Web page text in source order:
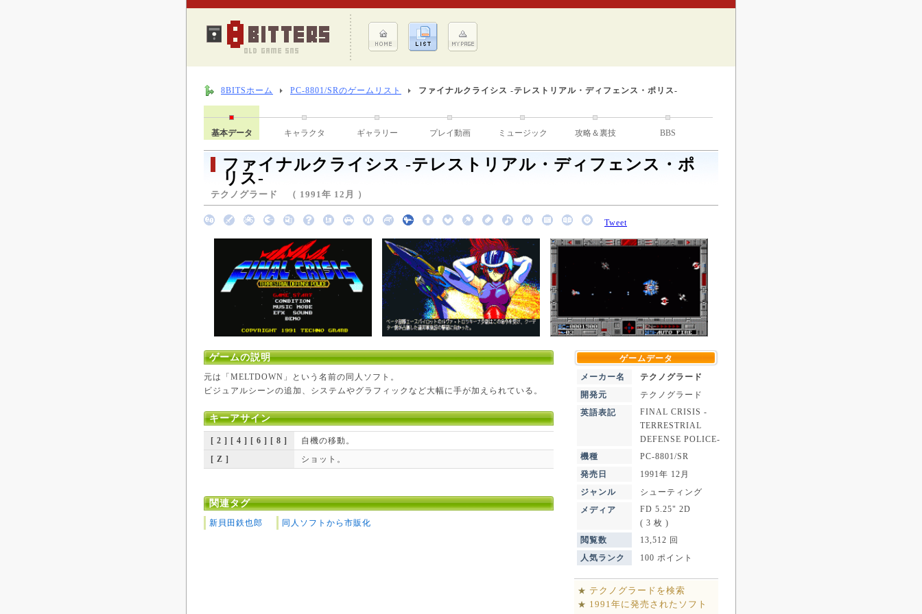
8BITSホーム PC-8801/SRのゲームリスト ファイナルクライシス -テレストリアル・ディフェンス・ポリス-
基本データ キャラクタ ギャラリー プレイ動画 ミュージック 攻略＆裏技 BBS
ファイナルクライシス -テレストリアル・ディフェンス・ポ
リス-
テクノグラード （ 1991年 12月 ）
Tweet
ゲームの説明
元は「MELTDOWN」という名前の同人ソフト。
ビジュアルシーンの追加、システムやグラフィックなど大幅に手が加えられている。
キーアサイン
[ 2 ] [ 4 ] [ 6 ] [ 8 ]
自機の移動。
[ Z ]
ショット。
関連タグ
新貝田鉄也郎 同人ソフトから市販化
ゲームデータ
メーカー名
テクノグラード
開発元
テクノグラード
英語表記
FINAL CRISIS -
TERRESTRIAL
DEFENSE POLICE-
機種
PC-8801/SR
発売日
1991年 12月
ジャンル
シューティング
メディア
FD 5.25" 2D
( 3 枚 )
閲覧数
13,512 回
人気ランク
100 ポイント
★ テクノグラードを検索
★ 1991年に発売されたソフト